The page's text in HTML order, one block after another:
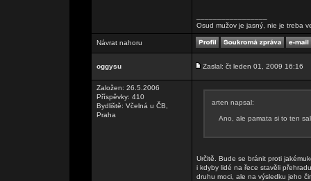
Osud mužov je jasný, nie je treba
Návrat nahoru
oggysu Zaslal: čt leden 01, 2009 16:16
Založen: 26.5.2006
Příspěvky: 410
Bydliště: Včelná u ČB,
Praha
arten napsal:
Ano, ale pamata si to ten
Určitě. Bude se bránit proti
i kdyby lidé na řece stavěli
druhu moci, ale na výsledku jeho